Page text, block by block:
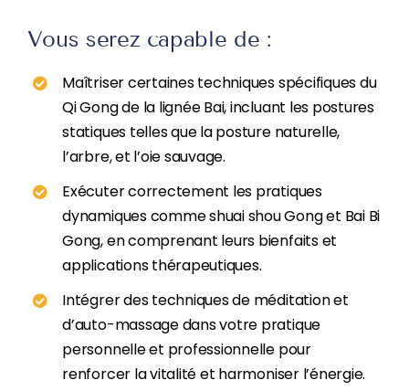
Vous serez capable de :
Maîtriser certaines techniques spécifiques du
Qi Gong de la lignée Bai, incluant les postures
statiques telles que la posture naturelle,
l’arbre, et l’oie sauvage.
Exécuter correctement les pratiques
dynamiques comme shuai shou Gong et Bai Bi
Gong, en comprenant leurs bienfaits et
applications thérapeutiques.
Intégrer des techniques de méditation et
d’auto-massage dans votre pratique
personnelle et professionnelle pour
renforcer la vitalité et harmoniser l’énergie.